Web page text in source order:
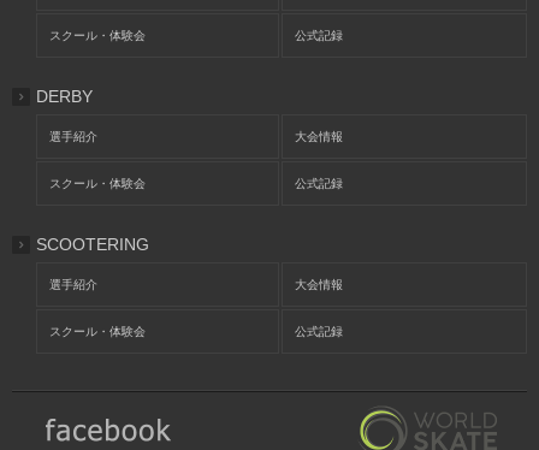
スクール・体験会 公式記録
DERBY
選手紹介 大会情報
スクール・体験会 公式記録
SCOOTERING
選手紹介 大会情報
スクール・体験会 公式記録